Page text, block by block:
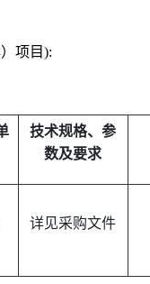
项目):
技术规格、参
数及要求
详见采购文件